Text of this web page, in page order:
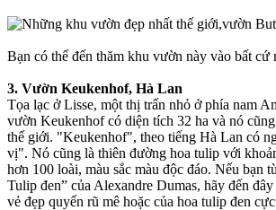
Bạn có thể đến thăm khu vườn này vào bất cứ
3. Vườn Keukenhof, Hà Lan
Tọa lạc ở Lisse, một thị trấn nhỏ ở phía nam
vườn Keukenhof có diện tích 32 ha và nó
thế giới. "Keukenhof", theo tiếng Hà Lan có
vị". Nó cũng là thiên đường hoa tulip với
hơn 100 loài, màu sắc màu độc đáo. Nếu bạn
Tulip đen” của Alexandre Dumas, hãy đến
vẻ đẹp quyến rũ mê hoặc của hoa tulip đen